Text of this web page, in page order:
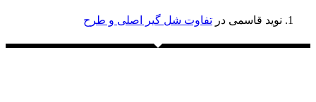
نوید قاسمی در تفاوت شل گیر اصلی و طرح